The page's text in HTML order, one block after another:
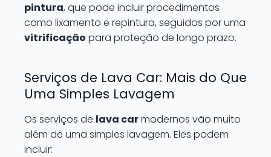
pintura, que pode incluir procedimentos
como lixamento e repintura, seguidos por uma
vitrificação para proteção de longo prazo.
Serviços de Lava Car: Mais do Que
Uma Simples Lavagem
Os serviços de lava carmodernos vão muito
além de uma simples lavagem. Eles podem
incluir: